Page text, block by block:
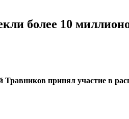
более 10
принял участие в